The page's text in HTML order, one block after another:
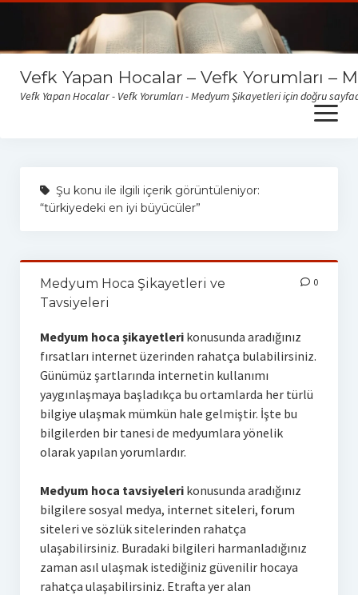
Vefk Yapan Hocalar – Vefk Yorumları –
Vefk Yapan Hocalar - Vefk Yorumları - Medyum Şikayetleri için doğru
open
menu
buraya tıklayabilirsiniz
Şu konu ile ilgili içerik görüntüleniyor:
“türkiyedeki en iyi büyücüler”
Medyum Hoca Şikayetleri ve
Tavsiyeleri
0
Medyum hoca şikayetlerikonusunda aradığınız
fırsatları internet üzerinden rahatça bulabilirsiniz.
Günümüz şartlarında internetin kullanımı
yaygınlaşmaya başladıkça bu ortamlarda her türlü
bilgiye ulaşmak mümkün hale gelmiştir. İşte bu
bilgilerden bir tanesi de medyumlara yönelik
olarak yapılan yorumlardır.
Medyum hoca tavsiyelerikonusunda aradığınız
bilgilere sosyal medya, internet siteleri, forum
siteleri ve sözlük sitelerinden rahatça
ulaşabilirsiniz. Buradaki bilgileri harmanladığınız
zaman asıl ulaşmak istediğiniz güvenilir hocaya
rahatça ulaşabilirsiniz. Etrafta yer alan